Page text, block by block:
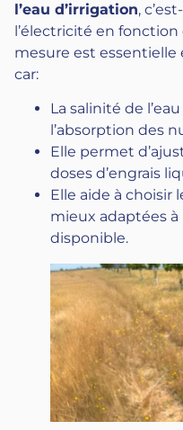
l’eau d’irrigation,
l’électricité en fonction
mesure est
car:
La salinité de
l’absorption des
Elle permet
doses d’engrais
Elle aide à choisir
mieux adaptées à
disponible.